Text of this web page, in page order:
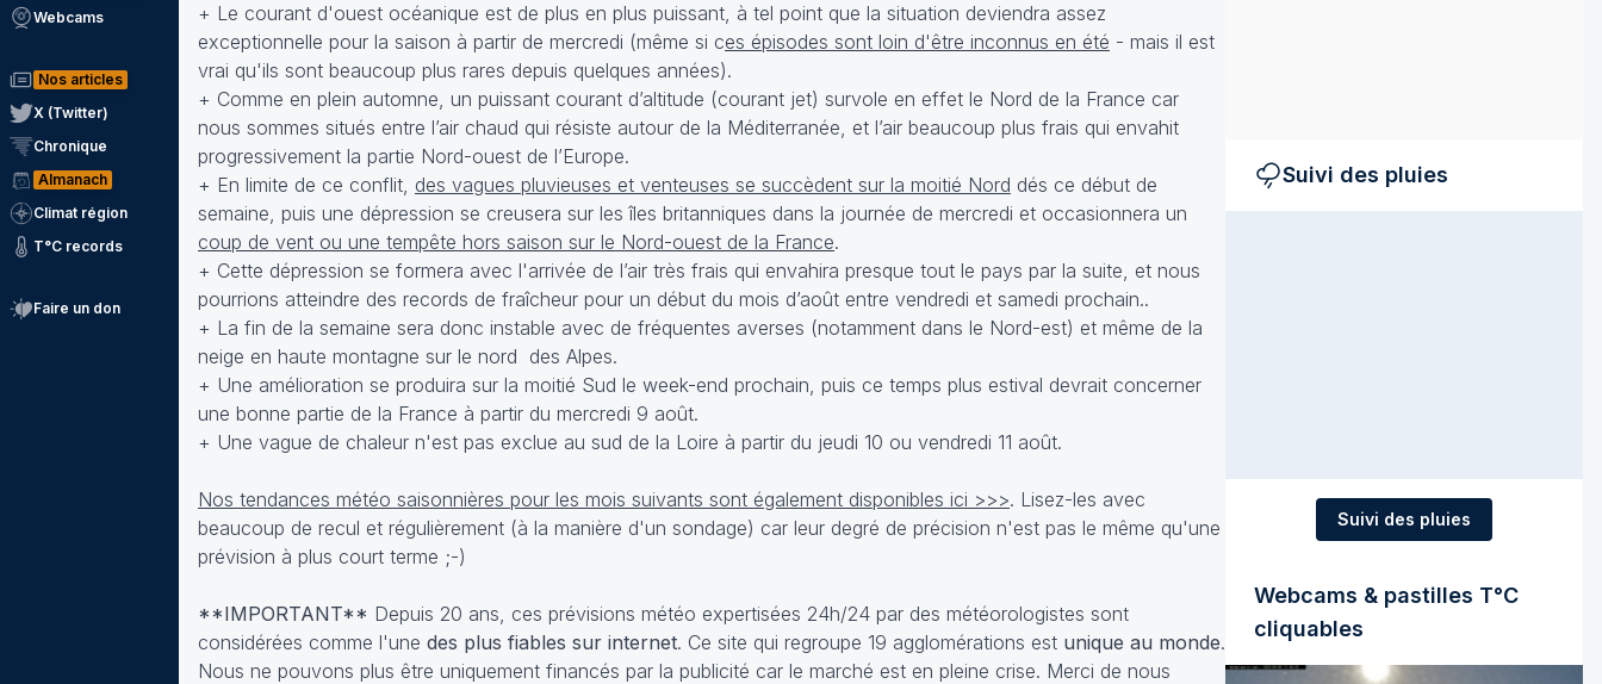
Webcams
Nos articles
X (Twitter)
Chronique
Almanach
Climat région
T°C records
Faire un don
+ Le courant d'ouest océanique est de plus en plus puissant, à tel point que la situation deviendra assez
exceptionnelle pour la saison à partir de mercredi (même si ces épisodes sont loin d'être inconnus en été - mais il est
vrai qu'ils sont beaucoup plus rares depuis quelques années).
+ Comme en plein automne, un puissant courant d’altitude (courant jet) survole en effet le Nord de la France car
nous sommes situés entre l’air chaud qui résiste autour de la Méditerranée, et l’air beaucoup plus frais qui envahit
progressivement la partie Nord-ouest de l’Europe.
+ En limite de ce conflit, des vagues pluvieuses et venteuses se succèdent sur la moitié Nord dés ce début de
semaine, puis une dépression se creusera sur les îles britanniques dans la journée de mercredi et occasionnera un
coup de vent ou une tempête hors saison sur le Nord-ouest de la France.
+ Cette dépression se formera avec l'arrivée de l’air très frais qui envahira presque tout le pays par la suite, et nous
pourrions atteindre des records de fraîcheur pour un début du mois d’août entre vendredi et samedi prochain..
+ La fin de la semaine sera donc instable avec de fréquentes averses (notamment dans le Nord-est) et même de la
neige en haute montagne sur le nord des Alpes.
+ Une amélioration se produira sur la moitié Sud le week-end prochain, puis ce temps plus estival devrait concerner
une bonne partie de la France à partir du mercredi 9 août.
+ Une vague de chaleur n'est pas exclue au sud de la Loire à partir du jeudi 10 ou vendredi 11 août.
Nos tendances météo saisonnières pour les mois suivants sont également disponibles ici >>>. Lisez-les avec
beaucoup de recul et régulièrement (à la manière d'un sondage) car leur degré de précision n'est pas le même qu'une
prévision à plus court terme ;-)
**IMPORTANT** Depuis 20 ans, ces prévisions météo expertisées 24h/24 par des météorologistes sont
considérées comme l'une des plus fiables sur internet. Ce site qui regroupe 19 agglomérations est unique au monde.
Nous ne pouvons plus être uniquement financés par la publicité car le marché est en pleine crise. Merci de nous
Suivi des pluies
Suivi des pluies
Webcams & pastilles T°C
cliquables